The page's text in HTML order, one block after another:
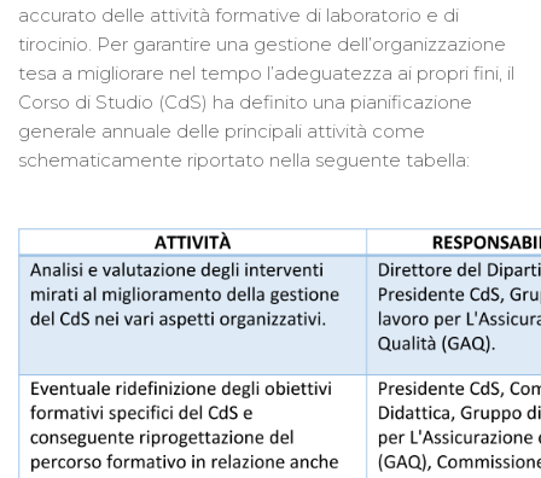
accurato delle attività formative di laboratorio e di
tirocinio. Per garantire una gestione dell’organizzazione
tesa a migliorare nel tempo l’adeguatezza ai propri fini, il
Corso di Studio (CdS) ha definito una pianificazione
generale annuale delle principali attività come
schematicamente riportato nella seguente tabella: